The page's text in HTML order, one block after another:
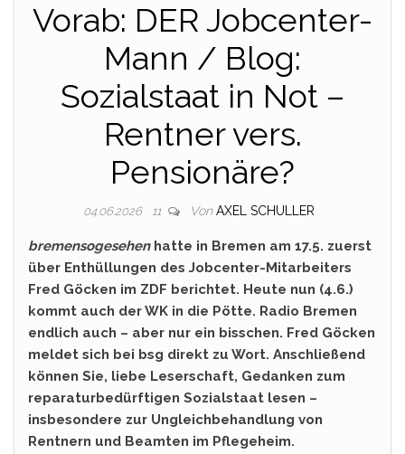
Vorab: DER Jobcenter-
Mann / Blog:
Sozialstaat in Not –
Rentner vers.
Pensionäre?
04.06.2026 11 Von AXEL SCHULLER
bremensogesehenhatte in Bremen am 17.5. zuerst
über Enthüllungen des Jobcenter-Mitarbeiters
Fred Göcken im ZDF berichtet. Heute nun (4.6.)
kommt auch der WK in die Pötte. Radio Bremen
endlich auch – aber nur ein bisschen. Fred Göcken
meldet sich bei bsg direkt zu Wort. Anschließend
können Sie, liebe Leserschaft, Gedanken zum
reparaturbedürftigen Sozialstaat lesen –
insbesondere zur Ungleichbehandlung von
Rentnern und Beamten im Pflegeheim.